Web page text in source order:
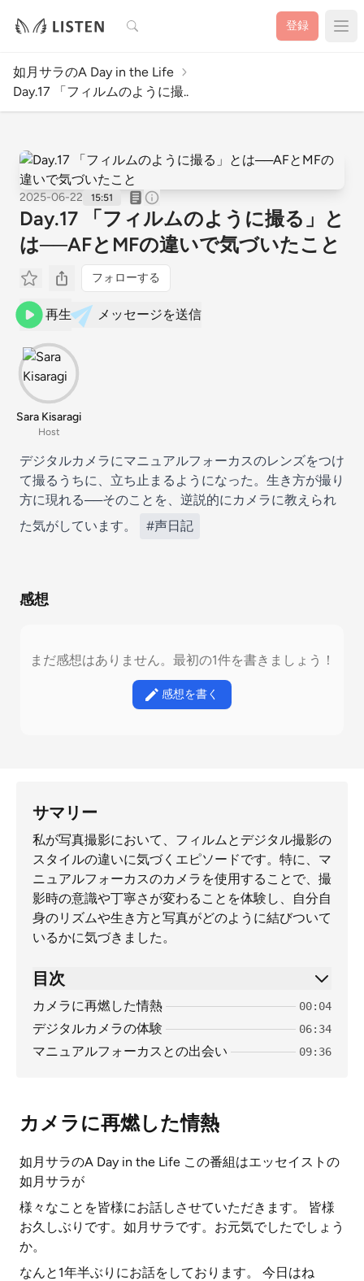
検索 登録
如月サラのA Day in the Life
Day.17 「フィルムのように撮..
2025-06-22 15:51
Day.17 「フィルムのように撮る」と
は──AFとMFの違いで気づいたこと
フォローする
再生 メッセージを送信
Sara Kisaragi
Host
デジタルカメラにマニュアルフォーカスのレンズをつけ
て撮るうちに、立ち止まるようになった。生き方が撮り
方に現れる──そのことを、逆説的にカメラに教えられ
た気がしています。
#声日記
感想
まだ感想はありません。最初の1件を書きましょう！
感想を書く
サマリー
私が写真撮影において、フィルムとデジタル撮影の
スタイルの違いに気づくエピソードです。特に、マ
ニュアルフォーカスのカメラを使用することで、撮
影時の意識や丁寧さが変わることを体験し、自分自
身のリズムや生き方と写真がどのように結びついて
いるかに気づきました。
目次
カメラに再燃した情熱 00:04
デジタルカメラの体験 06:34
マニュアルフォーカスとの出会い 09:36
カメラに再燃した情熱
如月サラのA Day in the Life この番組はエッセイストの
如月サラが
様々なことを皆様にお話しさせていただきます。 皆様
お久しぶりです。如月サラです。お元気でしたでしょう
か。
なんと1年半ぶりにお話をしております。 今日はね